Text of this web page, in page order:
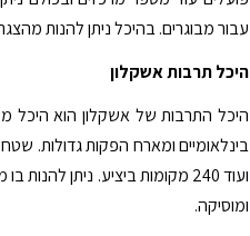
עבור מבוגרים. בהיכל ניתן להנות
היכל תרבות אשקלון
היכל התרבות של אשקלון הוא היכל
ועוד 240 מקומות ביציע. ניתן
ומוסיקה.